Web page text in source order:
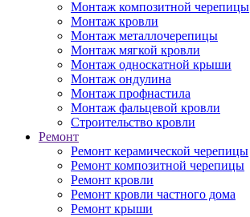
Монтаж композитной черепицы
Монтаж кровли
Монтаж металлочерепицы
Монтаж мягкой кровли
Монтаж односкатной крыши
Монтаж ондулина
Монтаж профнастила
Монтаж фальцевой кровли
Строительство кровли
Ремонт
Ремонт керамической черепицы
Ремонт композитной черепицы
Ремонт кровли
Ремонт кровли частного дома
Ремонт крыши